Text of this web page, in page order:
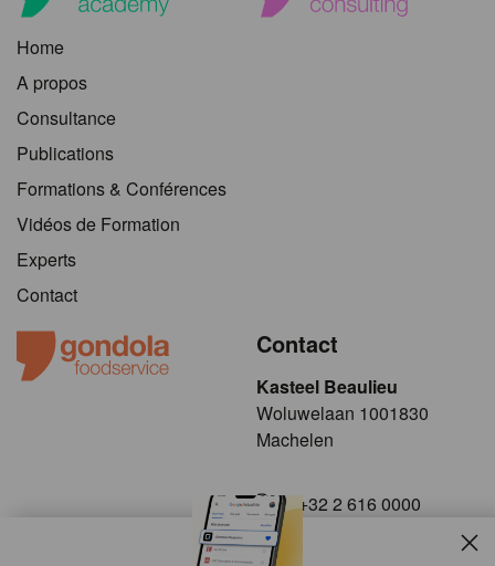
Home
A propos
Consultance
Publications
Formations & Conférences
Vidéos de Formation
Experts
Contact
Contact
Kasteel Beaulieu
​​​Woluwelaan 1001830
Machelen
+32 2 616 0000